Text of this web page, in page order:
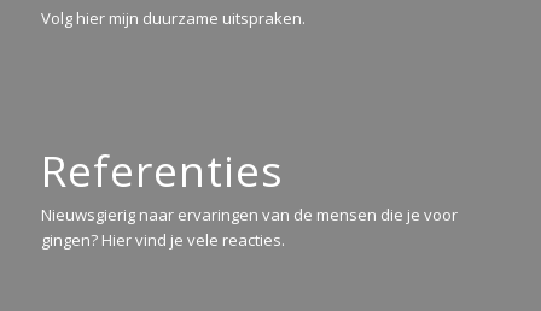
Volg hier mijn duurzame uitspraken.
Referenties
Nieuwsgierig naar ervaringen van de mensen die je voor
gingen? Hier vind je vele reacties.